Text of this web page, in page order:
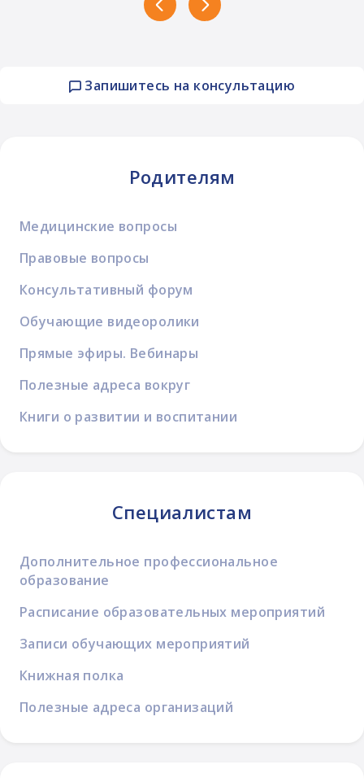
Запишитесь на консультацию
Родителям
Медицинские вопросы
Правовые вопросы
Консультативный форум
Обучающие видеоролики
Прямые эфиры. Вебинары
Полезные адреса вокруг
Книги о развитии и воспитании
Специалистам
Дополнительное профессиональное
образование
Расписание образовательных мероприятий
Записи обучающих мероприятий
Книжная полка
Полезные адреса организаций